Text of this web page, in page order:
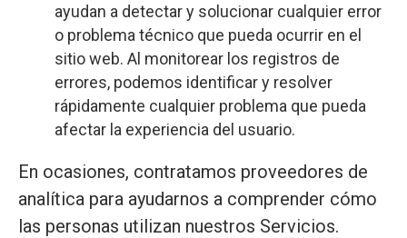
ayudan a detectar y solucionar cualquier error
o problema técnico que pueda ocurrir en el
sitio web. Al monitorear los registros de
errores, podemos identificar y resolver
rápidamente cualquier problema que pueda
afectar la experiencia del usuario.
En ocasiones, contratamos proveedores de
analítica para ayudarnos a comprender cómo
las personas utilizan nuestros Servicios.